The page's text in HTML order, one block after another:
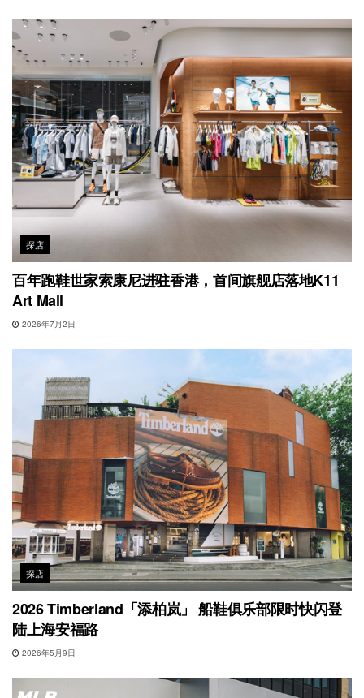
探店
百年跑鞋世家索康尼进驻香港，首间旗舰店落地K11
Art Mall
2026年7月2日
探店
2026 Timberland「添柏岚」 船鞋俱乐部限时快闪登
陆上海安福路
2026年5月9日